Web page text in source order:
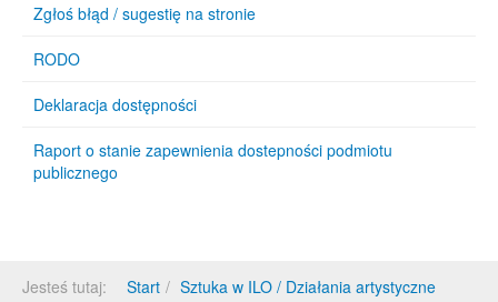
Zgłoś błąd / sugestię na stronie
RODO
Deklaracja dostępności
Raport o stanie zapewnienia dostepności podmiotu
publicznego
Jesteś tutaj: Start
Sztuka w ILO / Działania artystyczne